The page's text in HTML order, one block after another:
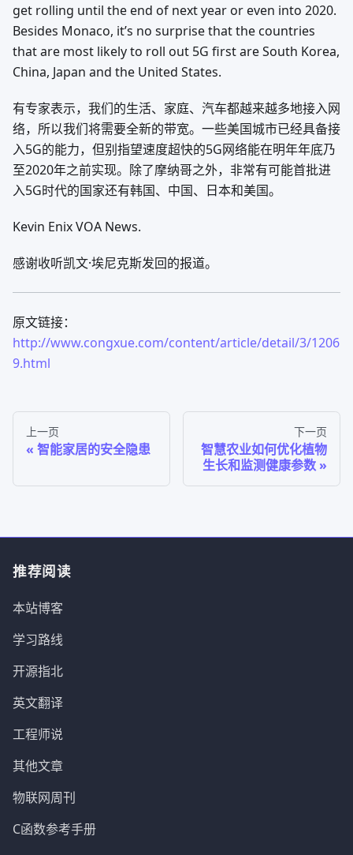
get rolling until the end of next year or even into 2020.
Besides Monaco, it’s no surprise that the countries
that are most likely to roll out 5G first are South Korea,
China, Japan and the United States.
有专家表示，我们的生活、家庭、汽车都越来越多地接入网
络，所以我们将需要全新的带宽。一些美国城市已经具备接
入5G的能力，但别指望速度超快的5G网络能在明年年底乃
至2020年之前实现。除了摩纳哥之外，非常有可能首批进
入5G时代的国家还有韩国、中国、日本和美国。
Kevin Enix VOA News.
感谢收听凯文·埃尼克斯发回的报道。
原文链接：
http://www.congxue.com/content/article/detail/3/1206
9.html
上一页
智能家居的安全隐患
下一页
智慧农业如何优化植物
生长和监测健康参数
推荐阅读
本站博客
学习路线
开源指北
英文翻译
工程师说
其他文章
物联网周刊
C函数参考手册